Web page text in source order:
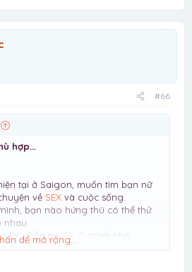
#66
hợp...
tại ở Saigon, muốn tìm bạn nữ
về SEX và cuộc sống.
bạn nào hứng thú có thể thử.
nhau.
thì nhắn tinZALO mình nhé.
giới tính khác vui lòng đừng liên
để mở rộng...